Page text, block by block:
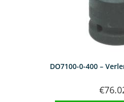
DO7100-0-400 –
€